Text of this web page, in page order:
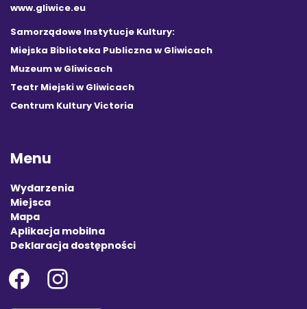
www.gliwice.eu
Samorządowe Instytucje Kultury:
Miejska Biblioteka Publiczna w Gliwicach
Muzeum w Gliwicach
Teatr Miejski w Gliwicach
Centrum Kultury Victoria
Menu
Wydarzenia
Miejsca
Mapa
Aplikacja mobilna
Deklaracja dostępności